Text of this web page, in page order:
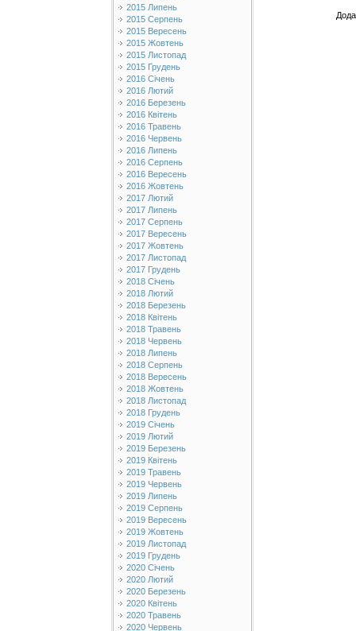
2015 Липень
2015 Серпень
2015 Вересень
2015 Жовтень
2015 Листопад
2015 Грудень
2016 Січень
2016 Лютий
2016 Березень
2016 Квітень
2016 Травень
2016 Червень
2016 Липень
2016 Серпень
2016 Вересень
2016 Жовтень
2017 Лютий
2017 Липень
2017 Серпень
2017 Вересень
2017 Жовтень
2017 Листопад
2017 Грудень
2018 Січень
2018 Лютий
2018 Березень
2018 Квітень
2018 Травень
2018 Червень
2018 Липень
2018 Серпень
2018 Вересень
2018 Жовтень
2018 Листопад
2018 Грудень
2019 Січень
2019 Лютий
2019 Березень
2019 Квітень
2019 Травень
2019 Червень
2019 Липень
2019 Серпень
2019 Вересень
2019 Жовтень
2019 Листопад
2019 Грудень
2020 Січень
2020 Лютий
2020 Березень
2020 Квітень
2020 Травень
2020 Червень